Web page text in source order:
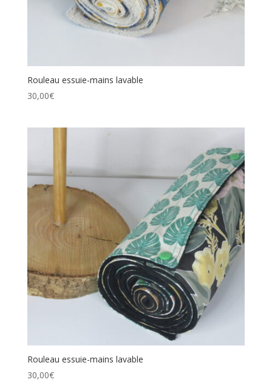
Rouleau essuie-mains lavable
30,00€
Rouleau essuie-mains lavable
30,00€